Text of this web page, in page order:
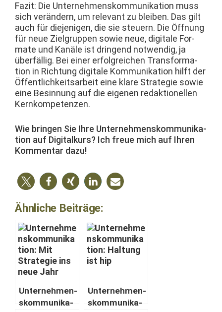
Faz­it: Die Unternehmen­skom­mu­nika­tion muss
sich verän­dern, um rel­e­vant zu bleiben. Das gilt
auch für diejeni­gen, die sie steuern. Die Öff­nung
für neue Ziel­grup­pen sowie neue, dig­i­tale For­
mate und Kanäle ist drin­gend notwendig, ja
über­fäl­lig. Bei ein­er erfol­gre­ichen Trans­for­ma­
tion in Rich­tung dig­i­tale Kom­mu­nika­tion hil­ft der
Öffentlichkeit­sar­beit eine klare Strate­gie sowie
eine Besin­nung auf die eige­nen redak­tionellen
Kernkompetenzen.
Wie brin­gen Sie Ihre Unternehmen­skom­mu­nika­
tion auf Dig­italkurs? Ich freue mich auf Ihren
Kom­men­tar dazu!
Ähnliche Beiträge:
Unternehmen­
skom­mu­nika­
Unternehmen­
skom­mu­nika­